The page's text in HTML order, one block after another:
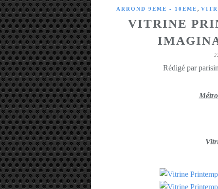
ARROND 9EME - 10EME ,
VITRINE
Rédigé par